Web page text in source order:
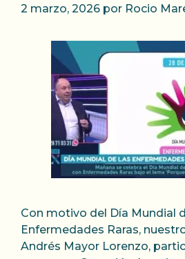
2 marzo, 2026 por Rocio
Con motivo del Día Mundial
Enfermedades Raras,
Andrés Mayor Lorenzo,